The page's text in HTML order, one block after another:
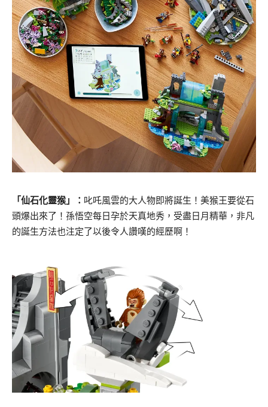
「仙石化靈猴」： 叱吒風雲的大人物即將誕生！美猴王要從石
頭爆出來了！ 孫悟空每日孕於天真地秀，受盡日月精華， 非凡
的誕生方法也注定了以後令人讚嘆的經歷啊！